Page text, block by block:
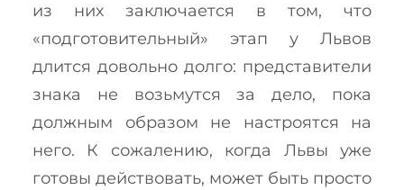
из них заключается в том, что
«подготовительный» этап у Львов
длится довольно долго: представители
знака не возьмутся за дело, пока
должным образом не настроятся на
него. К сожалению, когда Львы уже
готовы действовать, может быть просто